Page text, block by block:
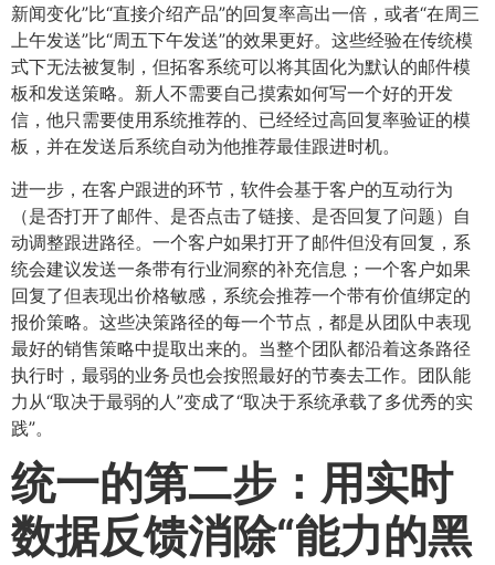
新闻变化”比“直接介绍产品”的回复率高出一倍，或者“在周三
上午发送”比“周五下午发送”的效果更好。这些经验在传统模
式下无法被复制，但拓客系统可以将其固化为默认的邮件模
板和发送策略。新人不需要自己摸索如何写一个好的开发
信，他只需要使用系统推荐的、已经经过高回复率验证的模
板，并在发送后系统自动为他推荐最佳跟进时机。
进一步，在客户跟进的环节，软件会基于客户的互动行为
（是否打开了邮件、是否点击了链接、是否回复了问题）自
动调整跟进路径。一个客户如果打开了邮件但没有回复，系
统会建议发送一条带有行业洞察的补充信息；一个客户如果
回复了但表现出价格敏感，系统会推荐一个带有价值绑定的
报价策略。这些决策路径的每一个节点，都是从团队中表现
最好的销售策略中提取出来的。当整个团队都沿着这条路径
执行时，最弱的业务员也会按照最好的节奏去工作。团队能
力从“取决于最弱的人”变成了“取决于系统承载了多优秀的实
践”。
统一的第二步：用实时
数据反馈消除“能力的黑